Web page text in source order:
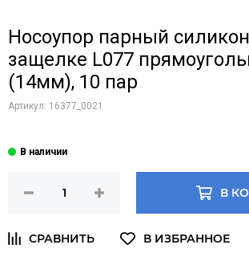
Носоупор парный
защелке L077
(14мм), 10 пар
Артикул: 16377_0021
В